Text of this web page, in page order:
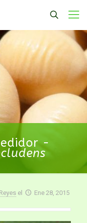
-
el Ene 28, 2015